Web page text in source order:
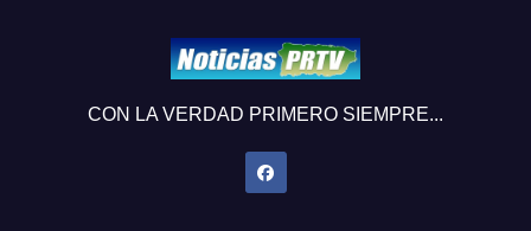
CON LA VERDAD PRIMERO SIEMPRE...